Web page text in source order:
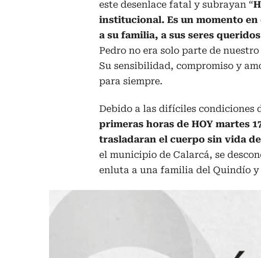
este desenlace fatal y subrayan “
institucional. Es un momento en
a su familia, a sus seres
Pedro no era solo parte de
Su sensibilidad, compromiso y
para siempre.
Debido a las difíciles condiciones
primeras horas de HOY martes
trasladaran el cuerpo sin vida
el municipio de Calarcá, se
enluta a una familia del Quindío